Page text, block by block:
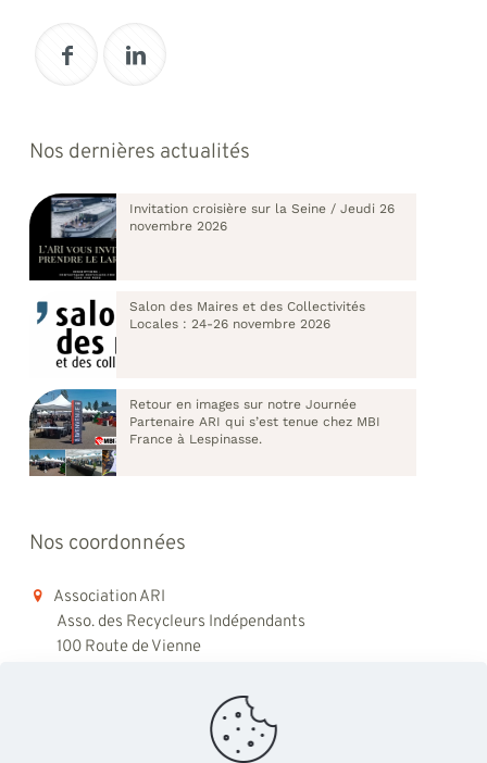
Nos dernières actualités
Invitation croisière sur la Seine / Jeudi 26
novembre 2026
Salon des Maires et des Collectivités
Locales : 24-26 novembre 2026
Retour en images sur notre Journée
Partenaire ARI qui s’est tenue chez MBI
France à Lespinasse.
Nos coordonnées
Association ARI
Asso. des Recycleurs Indépendants
100 Route de Vienne